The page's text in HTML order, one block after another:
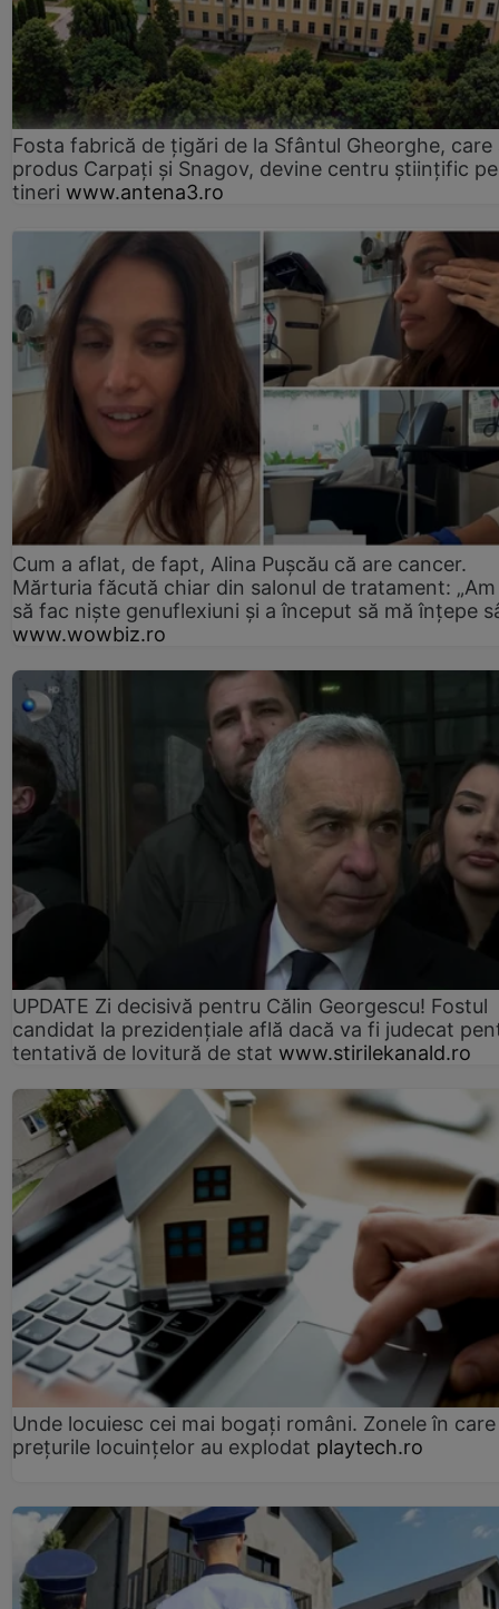
Fosta fabrică de țigări de la Sfântul Gheorghe, care
produs Carpați și Snagov, devine centru științific
tineri www.antena3.ro
Cum a aflat, de fapt, Alina Pușcău că are cancer.
Mărturia făcută chiar din salonul de tratament:
să fac niște genuflexiuni și a început să mă înțepe
www.wowbiz.ro
UPDATE Zi decisivă pentru Călin Georgescu! Fostul
candidat la prezidențiale află dacă va fi judecat
tentativă de lovitură de stat www.stirilekanald.ro
Unde locuiesc cei mai bogați români. Zonele în care
prețurile locuințelor au explodat playtech.ro